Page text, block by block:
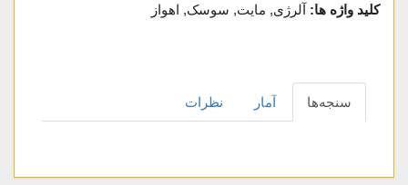
کلید واژه ها: آلرژی, مایت, سوسک, اهواز
سنجه‌ها آمار نظرات